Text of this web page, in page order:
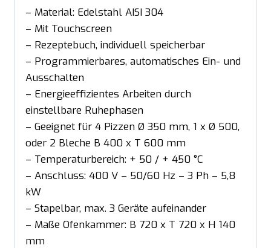
– Material: Edelstahl AISI 304
– Mit Touchscreen
– Rezeptebuch, individuell speicherbar
– Programmierbares, automatisches Ein- und
Ausschalten
– Energieeffizientes Arbeiten durch
einstellbare Ruhephasen
– Geeignet für 4 Pizzen Ø 350 mm, 1 x Ø 500,
oder 2 Bleche B 400 x T 600 mm
– Temperaturbereich: + 50 / + 450 °C
– Anschluss: 400 V – 50/60 Hz – 3 Ph – 5,8
kW
– Stapelbar, max. 3 Geräte aufeinander
– Maße Ofenkammer: B 720 x T 720 x H 140
mm